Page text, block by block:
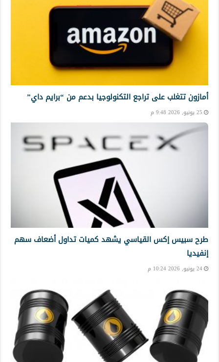
أمازون تتغلب على تراجع التكنولوجيا بدعم من “برايم داي”
25 يونيو, 2026 9:48 م
طرح سبيس إكس القياسي يشهد كميات تداول أضعاف سهم
إنفيديا
24 يونيو, 2026 10:24 م